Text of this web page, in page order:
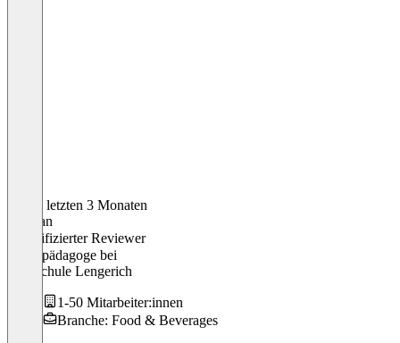
In den letzten 3 Monaten
Stephan
Verifizierter Reviewer
Sozialpädagoge bei
Oberschule Lengerich
1-50 Mitarbeiter:innen
Branche: Food & Beverages